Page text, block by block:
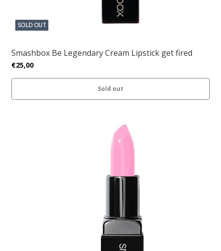
SOLD OUT
Smashbox Be Legendary Cream Lipstick get fired
€25,00
Sold out